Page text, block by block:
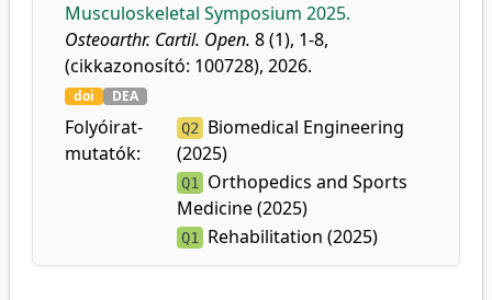
Musculoskeletal Symposium 2025.
Osteoarthr. Cartil. Open. 8 (1), 1-8,
(cikkazonosító: 100728), 2026.
doi DEA
Folyóirat-
mutatók:
Q2 Biomedical Engineering
(2025)
Q1 Orthopedics and Sports
Medicine (2025)
Q1 Rehabilitation (2025)